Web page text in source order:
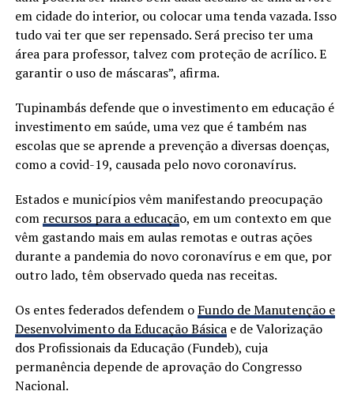
em cidade do interior, ou colocar uma tenda vazada. Isso
tudo vai ter que ser repensado. Será preciso ter uma
área para professor, talvez com proteção de acrílico. E
garantir o uso de máscaras”, afirma.
Tupinambás defende que o investimento em educação é
investimento em saúde, uma vez que é também nas
escolas que se aprende a prevenção a diversas doenças,
como a covid-19, causada pelo novo coronavírus.
Estados e municípios vêm manifestando preocupação
com recursos para a educação, em um contexto em que
vêm gastando mais em aulas remotas e outras ações
durante a pandemia do novo coronavírus e em que, por
outro lado, têm observado queda nas receitas.
Os entes federados defendem o Fundo de Manutenção e
Desenvolvimento da Educação Básicae de Valorização
dos Profissionais da Educação (Fundeb), cuja
permanência depende de aprovação do Congresso
Nacional.